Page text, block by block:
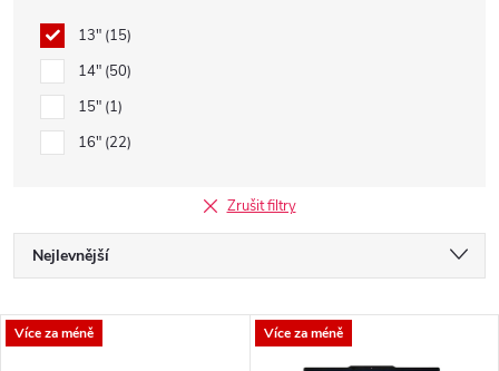
13" 15
14" 50
15" 1
16" 22
Zrušit filtry
Ř
a
Nejlevnější
Nejprodávanější
V
Více za méně Více za méně